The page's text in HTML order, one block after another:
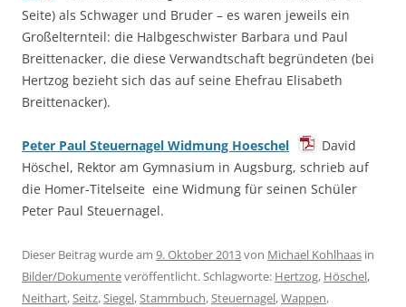
Seite) als Schwager und Bruder – es waren jeweils ein
Großelternteil: die Halbgeschwister Barbara und Paul
Breittenacker, die diese Verwandtschaft begründeten (bei
Hertzog bezieht sich das auf seine Ehefrau Elisabeth
Breittenacker).
Peter Paul Steuernagel Widmung Hoeschel
David
Höschel, Rektor am Gymnasium in Augsburg, schrieb auf
die Homer-Titelseite eine Widmung für seinen Schüler
Peter Paul Steuernagel.
Dieser Beitrag wurde am 9. Oktober 2013von Michael Kohlhaas in
Bilder/Dokumenteveröffentlicht. Schlagworte: Hertzog, Höschel,
Neithart,Seitz,Siegel,Stammbuch,Steuernagel,Wappen,